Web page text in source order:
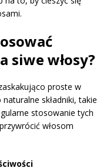
siwe włosy?
proste w
składniki, takie
stosowanie tych
włosom